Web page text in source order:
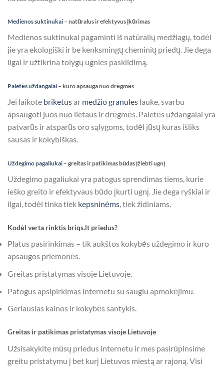
Medienos suktinukai – natūralus ir efektyvus įkūrimas
Medienos suktinukai pagaminti iš natūralių medžiagų, todėl
jie yra ekologiški ir be kenksmingų cheminių priedų. Jie dega
ilgai ir užtikrina tolygų ugnies pasklidimą.
Paletės uždangalai – kuro apsauga nuo drėgmės
Jei laikote briketusar medžio granules lauke, svarbu
apsaugoti juos nuo lietaus ir drėgmės. Paletės uždangalai yra
patvarūs ir atsparūs oro sąlygoms, todėl jūsų kuras išliks
sausas ir kokybiškas.
Uždegimo pagaliukai – greitas ir patikimas būdas įžiebti ugnį
Uždegimo pagaliukai yra patogus sprendimas tiems, kurie
ieško greito ir efektyvaus būdo įkurti ugnį. Jie dega ryškiai ir
ilgai, todėl tinka tiek kepsninėms, tiek židiniams.
Kodėl verta rinktis briqs.lt priedus?
Platus pasirinkimas – tik aukštos kokybės uždegimo ir kuro
apsaugos priemonės.
Greitas pristatymas visoje Lietuvoje.
Patogus apsipirkimas internetu su saugiu apmokėjimu.
Geriausias kainos ir kokybės santykis.
Greitas ir patikimas pristatymas visoje Lietuvoje
Užsisakykite mūsų priedus internetu ir mes pasirūpinsime
greitu pristatymu į bet kurį Lietuvos miestą ar rajoną. Visi